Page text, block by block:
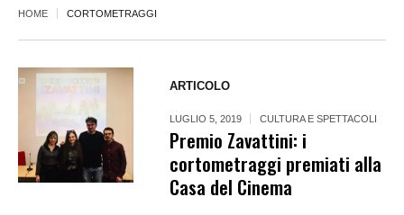
HOME CORTOMETRAGGI
ARTICOLO
LUGLIO 5, 2019 CULTURA E SPETTACOLI
Premio Zavattini: i
cortometraggi premiati alla
Casa del Cinema